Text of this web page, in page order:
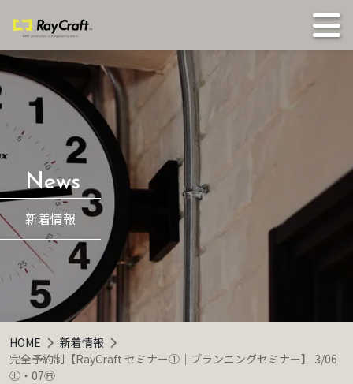
新着情報
HOME
新着情報
完全予約制【RayCraft セミナー①｜プランニングセミナー】 3/06
㊏・07㊐